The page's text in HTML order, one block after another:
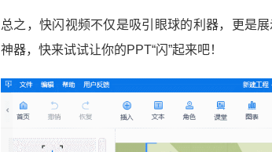
总之，快闪视频不仅是吸引眼球的利器，更是
神器，快来试试让你的PPT“闪”起来吧！